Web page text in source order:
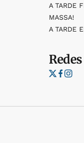
A TARDE
MASSA!
A TARDE